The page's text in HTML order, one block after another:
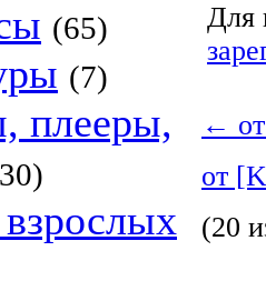
(65)
(7)
плееры,
Для
←
от
(20